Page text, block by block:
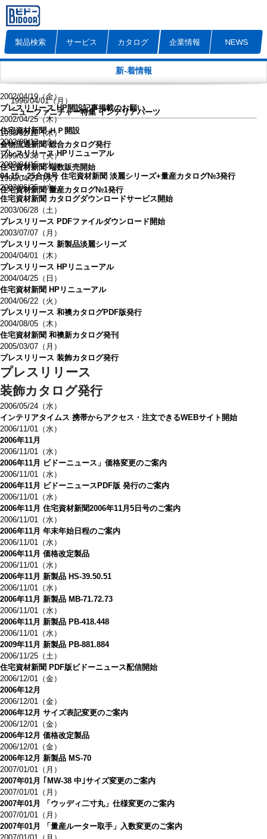
製品検索 サービス カタログ 企業情報 NEWS
新-着情報
1996/04/01（月）
ニューファニチャー特集 インテリアバーツ
1998/02/12（木）
金物流通新聞 総合カタログ発行
1999/03/30（火）
住宅資材新聞 端数販売開始
1999/04/27（火）
住宅資材新聞 量産カタログ№1発行
1999/09/28（火）
住宅資材新聞 エコ引手開発
2000/01/10（月）
金物流通新聞 襖引手エコシリーズ開発
2001/08/07（火）
住宅資材新聞 量カタログ№2発刊
住宅資材新聞 和襖カタログ№1発刊
2002/04/19（金）
プレスリリース HP開設記事掲載のお願い
2002/04/25（木）
住宅資材新聞 ＨＰ開設
2002/09/13（金）
プレスリリース HPリニューアル
2003/04/15（火）
04.15・25合併号 住宅資材新聞 淡麗シリーズ+量産カタログ№3発行
2003/06/25（水）
住宅資材新聞 カタログダウンロードサービス開始
2003/06/28（土）
プレスリリース PDFファイルダウンロード開始
2003/07/07（月）
プレスリリース 新製品淡麗シリーズ
2004/04/01（木）
プレスリリース HPリニューアル
2004/04/25（日）
住宅資材新聞 HPリニューアル
2004/06/22（火）
プレスリリース 和襖カタログPDF版発行
2004/08/05（木）
住宅資材新聞 和襖新カタログ発刊
2005/03/07（月）
プレスリリース 装飾カタログ発行
プレスリリース
装飾カタログ発行
2006/05/24（水）
インテリアタイムス 携帯からアクセス・注文できるWEBサイト開始
2006/11/01（水）
2006年11月
2006/11/01（水）
2006年11月 ビドーニュース」価格変更のご案内
2006/11/01（水）
2006年11月 ビドーニュースPDF版 発行のご案内
2006/11/01（水）
2006年11月 住宅資材新聞2006年11月5日号のご案内
2006/11/01（水）
2006年11月 年末年始日程のご案内
2006/11/01（水）
2006年11月 価格改定製品
2006/11/01（水）
2006年11月 新製品 HS-39.50.51
2006/11/01（水）
2006年11月 新製品 MB-71.72.73
2006/11/01（水）
2006年11月 新製品 PB-418.448
2006/11/01（水）
2009年11月 新製品 PB-881.884
2006/11/25（土）
住宅資材新聞 PDF版ビドーニュース配信開始
2006/12/01（金）
2006年12月
2006/12/01（金）
2006年12月 サイズ表記変更のご案内
2006/12/01（金）
2006年12月 価格改定製品
2006/12/01（金）
2006年12月 新製品 MS-70
2007/01/01（月）
2007年01月 ｢MW-38 中｣サイズ変更のご案内
2007/01/01（月）
2007年01月 「ウッディ二寸丸」仕様変更のご案内
2007/01/01（月）
2007年01月 「量産ルーター取手」入数変更のご案内